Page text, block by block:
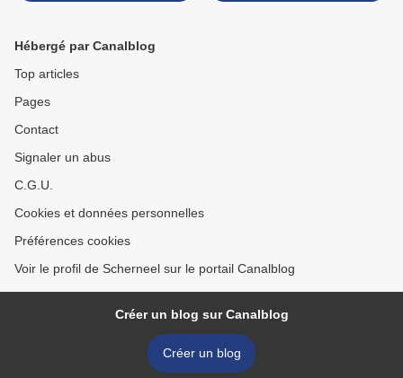
Hébergé par Canalblog
Top articles
Pages
Contact
Signaler un abus
C.G.U.
Cookies et données personnelles
Préférences cookies
Voir le profil de Scherneel sur le portail Canalblog
Créer un blog sur Canalblog
Créer un blog